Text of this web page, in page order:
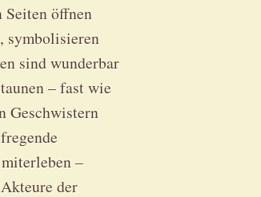
öffnen
symbolisieren
sind wunderbar
– fast wie
Geschwistern
–
der